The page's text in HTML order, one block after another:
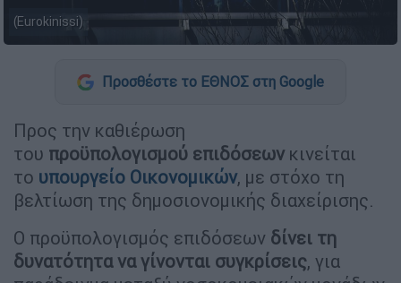
(Eurokinissi)
Προσθέστε το ΕΘΝΟΣ στη Google
Προς την καθιέρωση
του προϋπολογισμού επιδόσεων κινείται
το υπουργείο Οικονομικών, με στόχο τη
βελτίωση της δημοσιονομικής διαχείρισης.
Ο προϋπολογισμός επιδόσεων δίνει τη
δυνατότητα να γίνονται συγκρίσεις, για